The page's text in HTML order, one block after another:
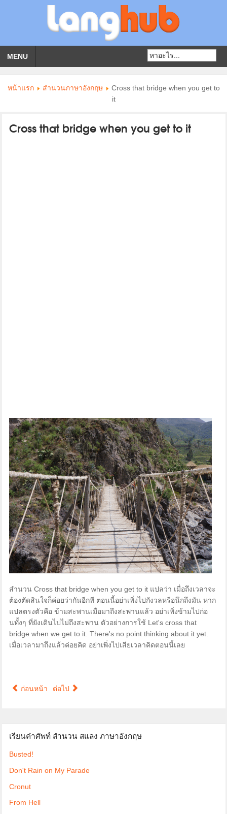
MENU
หน้าแรก สำนวนภาษาอังกฤษ
Cross that bridge when you get to
it
Cross that bridge when you get to it
สำนวน Cross that bridge when you get to it แปลว่า เมื่อถึงเวลาจะ
ต้องตัดสินใจก็ค่อยว่ากันอีกที ตอนนี้อย่าเพิ่งไปกังวลหรือนึกถึงมัน หาก
แปลตรงตัวคือ ข้ามสะพานเมื่อมาถึงสะพานแล้ว อย่าเพิ่งข้ามไปก่อ
นทั้งๆ ที่ยังเดินไปไม่ถึงสะพาน ตัวอย่างการใช้ Let's cross that
bridge when we get to it. There's no point thinking about it yet.
เมื่อเวลามาถึงแล้วค่อยคิด อย่าเพิ่งไปเสียเวลาคิดตอนนี้เลย
ก่อนหน้า ต่อไป
เรียนคำศัพท์ สำนวน สแลง ภาษาอังกฤษ
Busted!
Don't Rain on My Parade
Cronut
From Hell